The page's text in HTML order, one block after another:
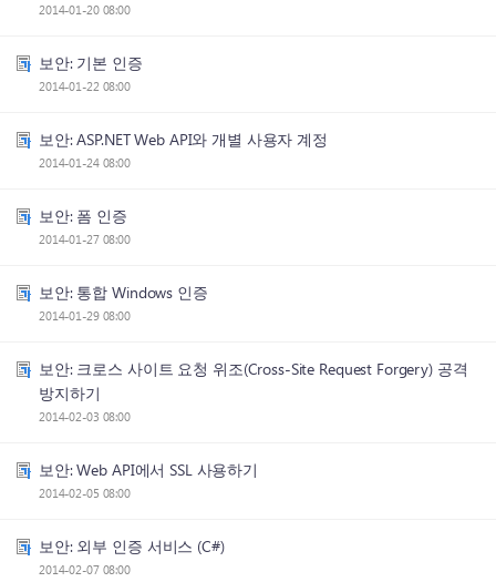
2014-01-20 08:00
보안: 기본 인증
2014-01-22 08:00
보안: ASP.NET Web API와 개별 사용자 계정
2014-01-24 08:00
보안: 폼 인증
2014-01-27 08:00
보안: 통합 Windows 인증
2014-01-29 08:00
보안: 크로스 사이트 요청 위조(Cross-Site Request Forgery) 공격
방지하기
2014-02-03 08:00
보안: Web API에서 SSL 사용하기
2014-02-05 08:00
보안: 외부 인증 서비스 (C#)
2014-02-07 08:00